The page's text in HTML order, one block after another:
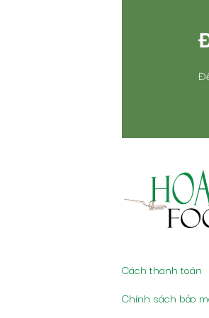
Cách thanh toán
Chính sách bảo